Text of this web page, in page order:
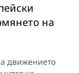
на
движението